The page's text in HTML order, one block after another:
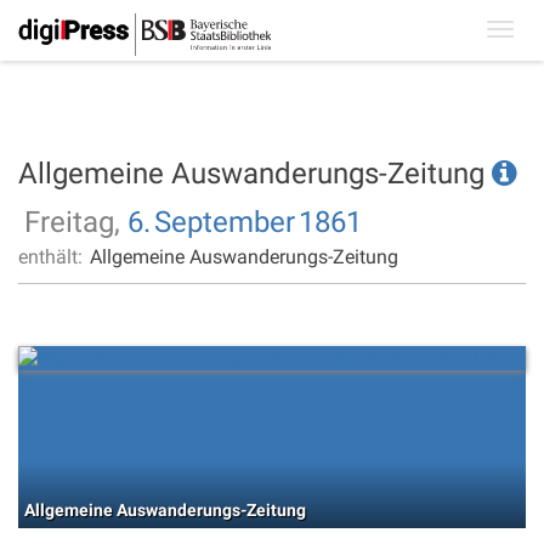
Allgemeine Auswanderungs-Zeitung
Freitag, 6.September1861
enthält: Allgemeine Auswanderungs-Zeitung
Allgemeine Auswanderungs-Zeitung